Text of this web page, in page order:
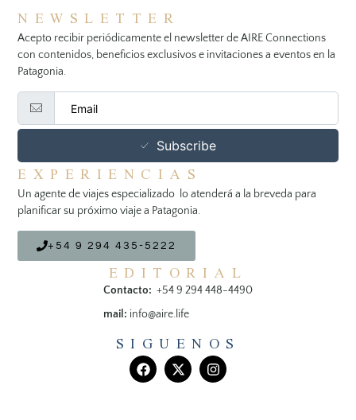
NEWSLETTER
Acepto recibir periódicamente el newsletter de AIRE Connections
con contenidos, beneficios exclusivos e invitaciones a eventos en la
Patagonia.
Subscribe
EXPERIENCIAS
Un agente de viajes especializado lo atenderá a la breveda para
planificar su próximo viaje a Patagonia.
+54 9 294 435-5222
EDITORIAL
Contacto: +54 9 294 448-4490
mail: info@aire.life
SIGUENOS